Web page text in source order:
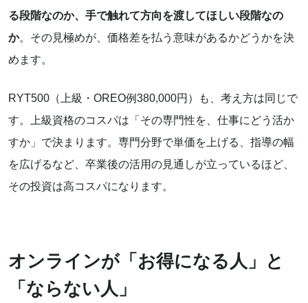
る段階なのか、手で触れて方向を渡してほしい段階なの
か。その見極めが、価格差を払う意味があるかどうかを決
めます。
RYT500（上級・OREO例380,000円）も、考え方は同じで
す。上級資格のコスパは「その専門性を、仕事にどう活か
すか」で決まります。専門分野で単価を上げる、指導の幅
を広げるなど、卒業後の活用の見通しが立っているほど、
その投資は高コスパになります。
オンラインが「お得になる人」と
「ならない人」